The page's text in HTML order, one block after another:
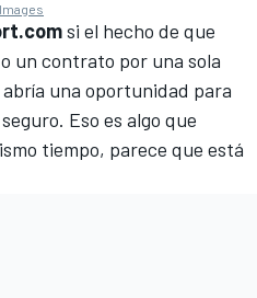
si el hecho de que
un contrato por una sola
una oportunidad para
Eso es algo que
tiempo, parece que está